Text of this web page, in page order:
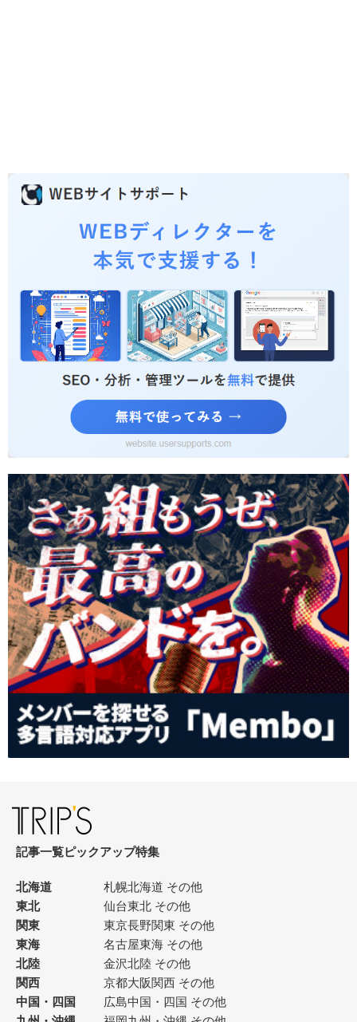
記事一覧ピックアップ特集
北海道 札幌北海道 その他
東北
仙台東北 その他
関東
東京長野関東 その他
東海
名古屋東海 その他
北陸
金沢北陸 その他
関西
京都大阪関西 その他
中国・四国
広島中国・四国 その他